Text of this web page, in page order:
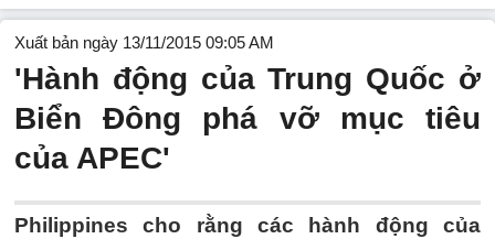
Xuất bản ngày 13/11/2015 09:05 AM
'Hành động của Trung Quốc ở
Biển Đông phá vỡ mục tiêu
của APEC'
Philippines cho rằng các hành động của